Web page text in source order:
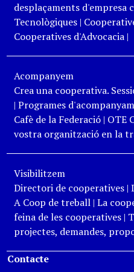
desplaçaments d'empresa
Tecnològiques|
Cooperatives d'Advocacia|
Acompanyem
Crea una cooperativa.
| Programes
Cafè de la Federació| OTE
vostra organització en la
Visibilitzem
Directori de cooperatives|
A Coop de treball| La
feina de les cooperatives|
projectes, demandes,
Contacte